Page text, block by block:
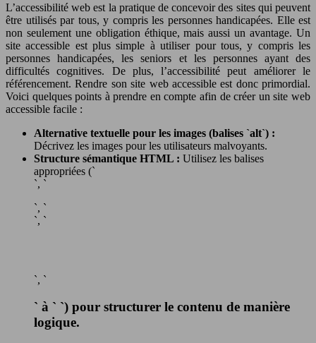
L’accessibilité web est la pratique de concevoir des sites qui peuvent
être utilisés par tous, y compris les personnes handicapées. Elle est
non seulement une obligation éthique, mais aussi un avantage. Un
site accessible est plus simple à utiliser pour tous, y compris les
personnes handicapées, les seniors et les personnes ayant des
difficultés cognitives. De plus, l’accessibilité peut améliorer le
référencement. Rendre son site web accessible est donc primordial.
Voici quelques points à prendre en compte afin de créer un site web
accessible facile :
Alternative textuelle pour les images (balises `alt`) :
Décrivez les images pour les utilisateurs malvoyants.
Structure sémantique HTML : Utilisez les balises
appropriées (`
`, `
`, `
`, `
`, `
` à ` `) pour structurer le contenu de manière
logique.